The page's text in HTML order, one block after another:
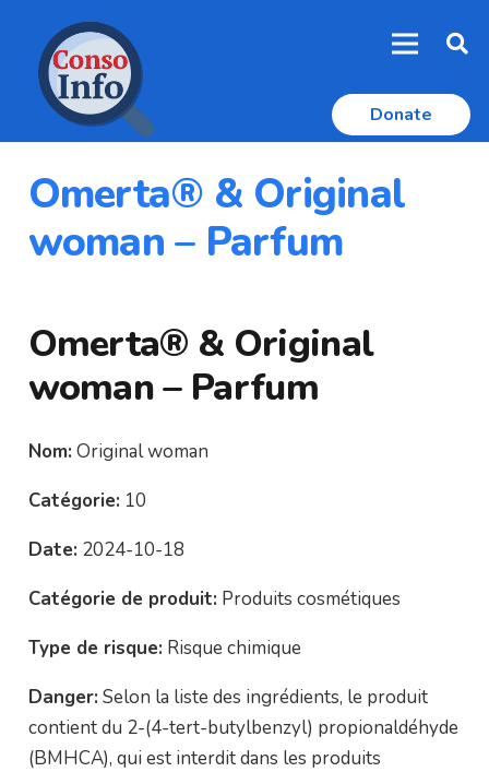
Donate
Omerta® & Original
woman – Parfum
Omerta® & Original
woman – Parfum
Nom: Original woman
Catégorie: 10
Date: 2024-10-18
Catégorie de produit: Produits cosmétiques
Type de risque: Risque chimique
Danger: Selon la liste des ingrédients, le produit
contient du 2-(4-tert-butylbenzyl) propionaldéhyde
(BMHCA), qui est interdit dans les produits